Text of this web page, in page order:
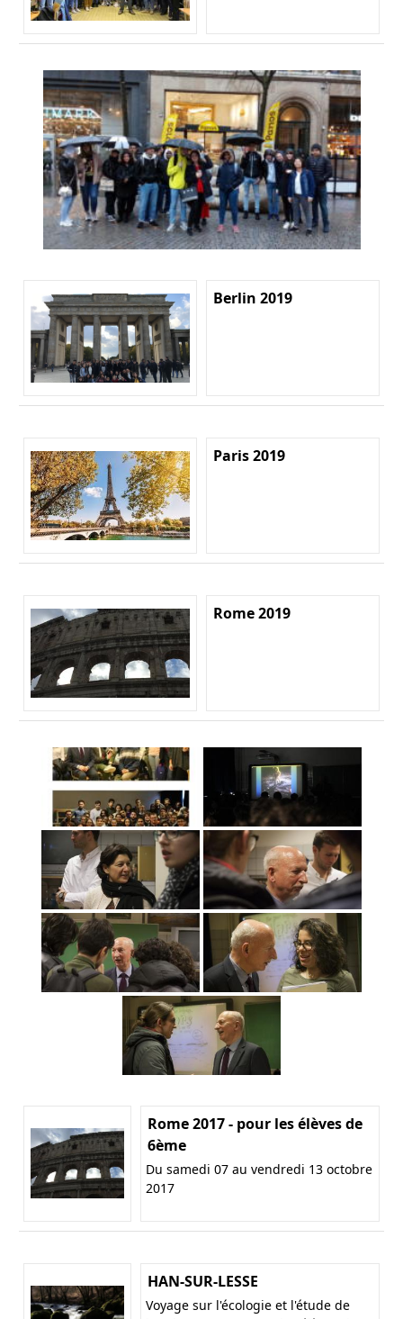
Berlin 2019
Paris 2019
Rome 2019
Rome 2017 - pour les élèves de
6ème
Du samedi 07 au vendredi 13 octobre
2017
HAN-SUR-LESSE
Voyage sur l'écologie et l'étude de